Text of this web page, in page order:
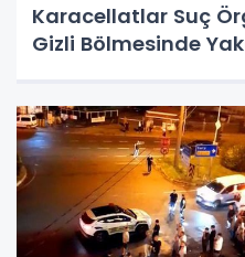
Karacellatlar Suç
Gizli Bölmesinde